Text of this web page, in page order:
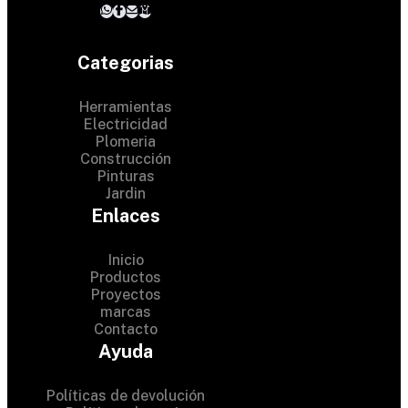
Categorias
Herramientas
Electricidad
Plomeria
Construcción
Pinturas
Jardin
Enlaces
Inicio
Productos
Proyectos
marcas
Contacto
Ayuda
Políticas de devolución